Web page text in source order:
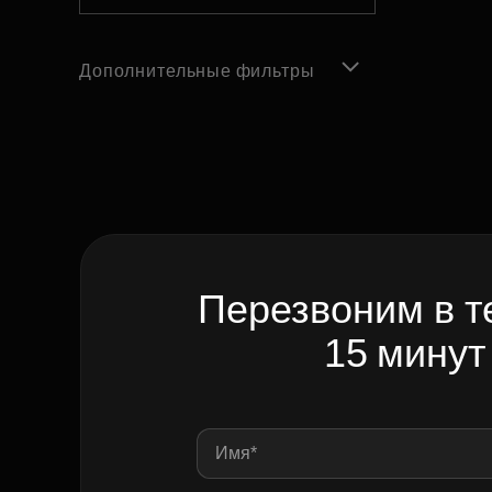
Дополнительные фильтры
Перезвоним в
15 минут